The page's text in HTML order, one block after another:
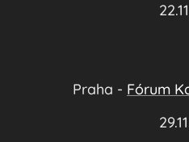
Praha - Fórum